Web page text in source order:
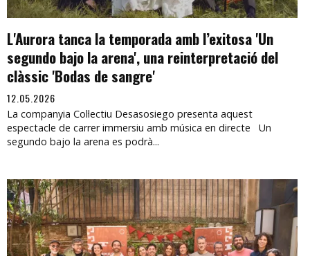
L'Aurora tanca la temporada amb l’exitosa 'Un
segundo bajo la arena', una reinterpretació del
clàssic 'Bodas de sangre'
12.05.2026
La companyia Col·lectiu Desasosiego presenta aquest
espectacle de carrer immersiu amb música en directe Un
segundo bajo la arena es podrà...